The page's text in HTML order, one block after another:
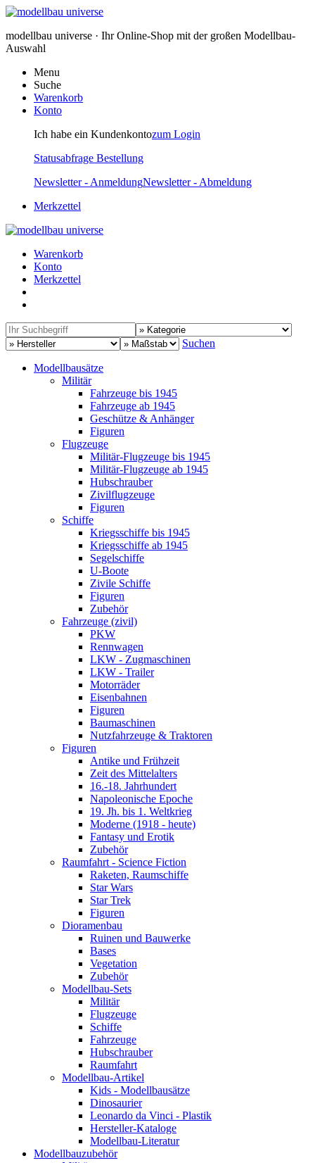
modellbau universe · Ihr Online-Shop mit der großen Modellbau-
Auswahl
Menu
Suche
Warenkorb
Konto
Ich habe ein Kundenkontozum Login
Statusabfrage Bestellung
Newsletter - AnmeldungNewsletter - Abmeldung
Merkzettel
Warenkorb
Konto
Merkzettel
Suchen
Modellbausätze
Militär
Fahrzeuge bis 1945
Fahrzeuge ab 1945
Geschütze & Anhänger
Figuren
Flugzeuge
Militär-Flugzeuge bis 1945
Militär-Flugzeuge ab 1945
Hubschrauber
Zivilflugzeuge
Figuren
Schiffe
Kriegsschiffe bis 1945
Kriegsschiffe ab 1945
Segelschiffe
U-Boote
Zivile Schiffe
Figuren
Zubehör
Fahrzeuge (zivil)
PKW
Rennwagen
LKW - Zugmaschinen
LKW - Trailer
Motorräder
Eisenbahnen
Figuren
Baumaschinen
Nutzfahrzeuge & Traktoren
Figuren
Antike und Frühzeit
Zeit des Mittelalters
16.-18. Jahrhundert
Napoleonische Epoche
19. Jh. bis 1. Weltkrieg
Moderne (1918 - heute)
Fantasy und Erotik
Zubehör
Raumfahrt - Science Fiction
Raketen, Raumschiffe
Star Wars
Star Trek
Figuren
Dioramenbau
Ruinen und Bauwerke
Bases
Vegetation
Zubehör
Modellbau-Sets
Militär
Flugzeuge
Schiffe
Fahrzeuge
Hubschrauber
Raumfahrt
Modellbau-Artikel
Kids - Modellbausätze
Dinosaurier
Leonardo da Vinci - Plastik
Hersteller-Kataloge
Modellbau-Literatur
Modellbauzubehör